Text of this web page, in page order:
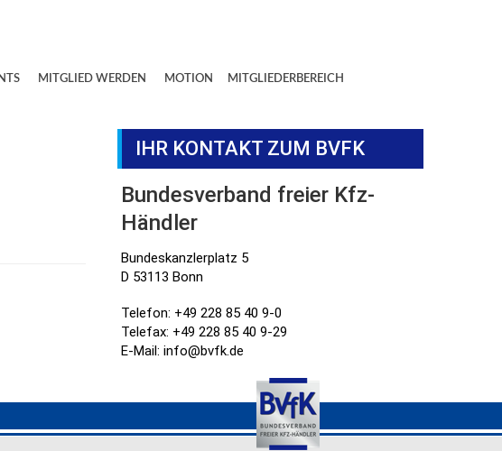
MITGLIED WERDEN MOTION MITGLIEDERBEREICH
IHR KONTAKT ZUM BVFK
Bundesverband freier Kfz-
Händler
Bundeskanzlerplatz 5
D 53113 Bonn
Telefon: +49 228 85 40 9-0
Telefax: +49 228 85 40 9-29
E-Mail: info@bvfk.de